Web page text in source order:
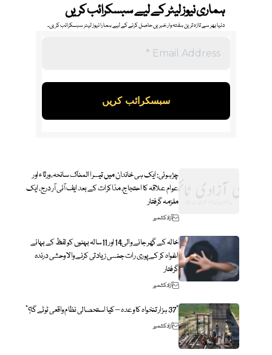
ہماری نیوز لیٹر کے لیے سبسکرائب کریں
دنیا بھر سے تازہ ترین ہفتہ وار خبریں حاصل کرنے کے لیے ہمارا نیوز لیٹر سبسکرائب کریں۔
چڑہوئی: ایک ہی خاندان میں تیسرا المناک سانحہ، ورثاء اور
عوام علاقہ کا احتجاج، مذاکرات کے بعد ایف آئی آر درج، ایک
ملزمہ گرفتار
آزاد کشمیر
خالہ کے گھر جانے والی14 اور 11سالہ بہنوں کو لفظ کے بہانے
اغواہ کر کے پوری رات جنسی زیادتی کرنے والا وحشی درندہ
گرفتار
آزاد کشمیر
“37 ہزار تنخواہ کا وعدہ – کیا استحصالی نظام واقعی ٹوٹے گا؟”
آزاد کشمیر